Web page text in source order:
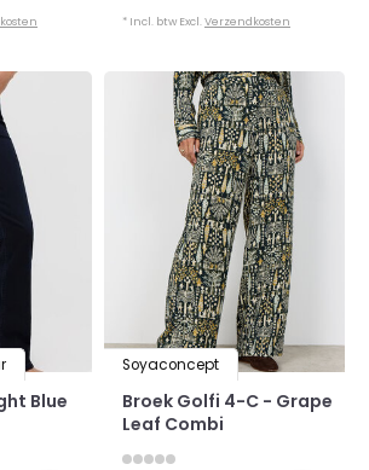
* Incl. btw Excl.Verzendkosten
Blue
Soyaconcept
Broek Golfi 4-C - Grape
Leaf Combi